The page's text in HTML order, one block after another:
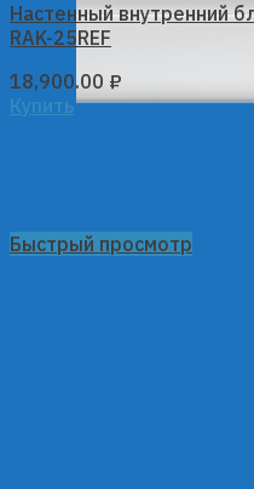
Быстрый просмотр
Настенный внутренний
RAK-25REF
18,900.00 ₽
Купить